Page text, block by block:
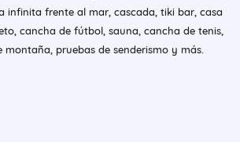
infinita frente al mar, cascada, tiki bar, casa
cancha de fútbol, sauna, cancha de tenis,
pruebas de senderismo y más.